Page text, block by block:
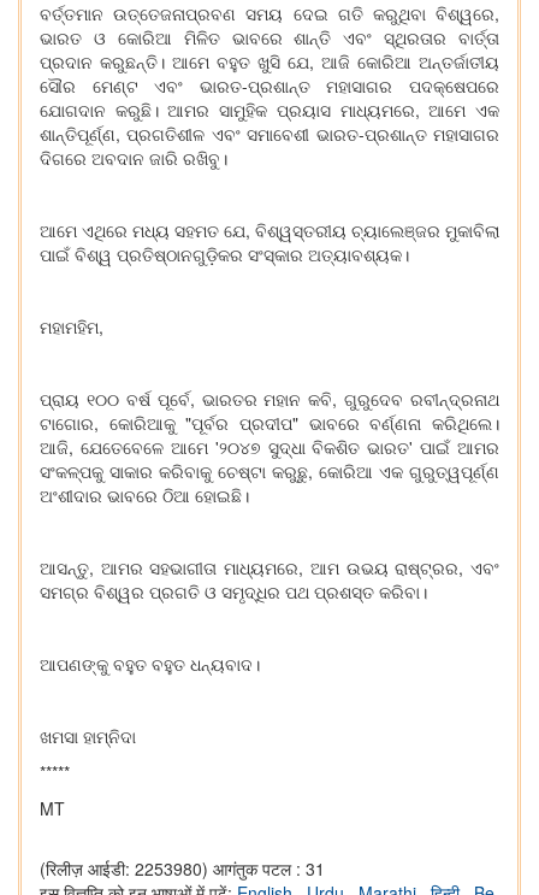
ବର୍ତ୍ତମାନ ଉତ୍ତେଜନାପ୍ରବଣ ସମୟ ଦେଇ ଗତି କରୁଥିବା ବିଶ୍ୱରେ,
ଭାରତ ଓ କୋରିଆ ମିଳିତ ଭାବରେ ଶାନ୍ତି ଏବଂ ସ୍ଥିରତାର ବାର୍ତ୍ତା
ପ୍ରଦାନ କରୁଛନ୍ତି। ଆମେ ବହୁତ ଖୁସି ଯେ, ଆଜି କୋରିଆ ଅନ୍ତର୍ଜାତୀୟ
ସୌର ମେଣ୍ଟ ଏବଂ ଭାରତ-ପ୍ରଶାନ୍ତ ମହାସାଗର ପଦକ୍ଷେପରେ
ଯୋଗଦାନ କରୁଛି। ଆମର ସାମୁହିକ ପ୍ରୟାସ ମାଧ୍ୟମରେ, ଆମେ ଏକ
ଶାନ୍ତିପୂର୍ଣ୍ଣ, ପ୍ରଗତିଶୀଳ ଏବଂ ସମାବେଶୀ ଭାରତ-ପ୍ରଶାନ୍ତ ମହାସାଗର
ଦିଗରେ ଅବଦାନ ଜାରି ରଖିବୁ।
ଆମେ ଏଥିରେ ମଧ୍ୟ ସହମତ ଯେ, ବିଶ୍ୱସ୍ତରୀୟ ଚ୍ୟାଲେଞ୍ଜର ମୁକାବିଲା
ପାଇଁ ବିଶ୍ୱ ପ୍ରତିଷ୍ଠାନଗୁଡ଼ିକର ସଂସ୍କାର ଅତ୍ୟାବଶ୍ୟକ।
ମହାମହିମ,
ପ୍ରାୟ ୧୦୦ ବର୍ଷ ପୂର୍ବେ, ଭାରତର ମହାନ କବି, ଗୁରୁଦେବ ରବୀନ୍ଦ୍ରନାଥ
ଟାଗୋର, କୋରିଆକୁ "ପୂର୍ବର ପ୍ରଦୀପ" ଭାବରେ ବର୍ଣ୍ଣନା କରିଥିଲେ।
ଆଜି, ଯେତେବେଳେ ଆମେ '୨୦୪୭ ସୁଦ୍ଧା ବିକଶିତ ଭାରତ' ପାଇଁ ଆମର
ସଂକଳ୍ପକୁ ସାକାର କରିବାକୁ ଚେଷ୍ଟା କରୁଛୁ, କୋରିଆ ଏକ ଗୁରୁତ୍ୱପୂର୍ଣ୍ଣ
ଅଂଶୀଦାର ଭାବରେ ଠିଆ ହୋଇଛି।
ଆସନ୍ତୁ, ଆମର ସହଭାଗୀତା ମାଧ୍ୟମରେ, ଆମ ଉଭୟ ରାଷ୍ଟ୍ରର, ଏବଂ
ସମଗ୍ର ବିଶ୍ୱର ପ୍ରଗତି ଓ ସମୃଦ୍ଧିର ପଥ ପ୍ରଶସ୍ତ କରିବା।
ଆପଣଙ୍କୁ ବହୁତ ବହୁତ ଧନ୍ୟବାଦ।
ଖମସା ହାମ୍ନିଦା
*****
MT
(रिलीज़ आईडी: 2253980) आगंतुक पटल : 31